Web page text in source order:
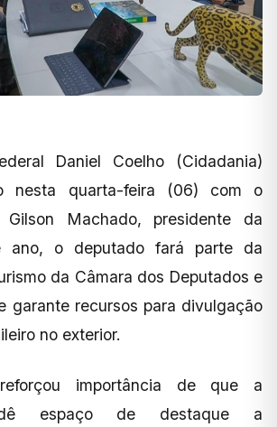
Daniel Coelho (Cidadania)
nesta quarta-feira (06) com o
Gilson Machado, presidente da
ano, o deputado fará parte da
da Câmara dos Deputados e
garante recursos para divulgação
no exterior.
importância de que a
dê espaço de destaque a